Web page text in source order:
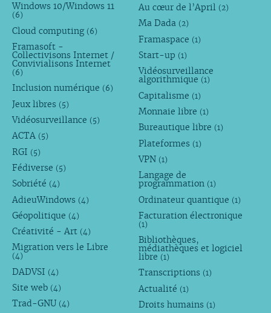
Windows 10/Windows 11
(6)
Cloud computing (6)
Framasoft -
Collectivisons Internet /
Convivialisons Internet
(6)
Inclusion numérique (6)
Jeux libres (5)
Vidéosurveillance (5)
ACTA (5)
RGI (5)
Fédiverse (5)
Sobriété (4)
AdieuWindows (4)
Géopolitique (4)
Créativité - Art (4)
Migration vers le Libre
(4)
DADVSI (4)
Site web (4)
Trad-GNU (4)
Au cœur de l’April (2)
Ma Dada (2)
Framaspace (1)
Start-up (1)
Vidéosurveillance
algorithmique (1)
Capitalisme (1)
Monnaie libre (1)
Bureautique libre (1)
Plateformes (1)
VPN (1)
Langage de
programmation (1)
Ordinateur quantique (1)
Facturation électronique
(1)
Bibliothèques,
médiathèques et logiciel
libre (1)
Transcriptions (1)
Actualité (1)
Droits humains (1)